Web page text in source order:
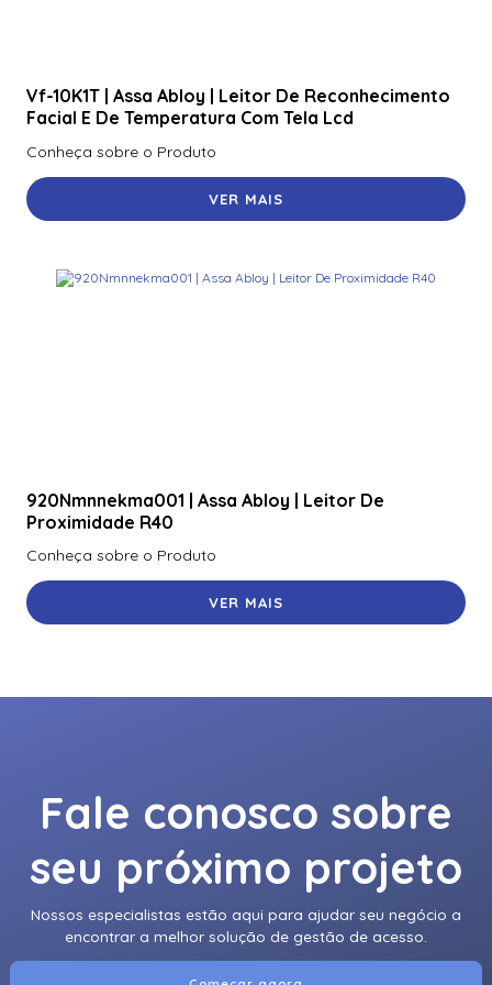
920Nsnnek20000 | Assa Abloy | Leitor De Proximidade
920Ntnnek00000 | Assa Abloy | Leitor De Proximidader
R40
921Nmnnekma002 | Assa Abloy | Leitor De Proximidade
Rk40
921Nsnnek20000 | Assa Abloy | Leitor De Proximidade
Rk40
921Ntnnek00000 | Assa Abloy | Leitor De Proximidade
940Ntntek00000 | Assa Abloy | Leitor De Proximidade R90
Adaptador Voltagem Hikvision Para Camera Panovu Dc
36V Euv-150S036Sv-Kw01
Ah20W14 | Assa Abloy | Hub Para Interface De
Controladores Wiegand
Vf-10K1T | Assa Abloy | Leitor De Reconhecimento
Facial E De Temperatura Com Tela Lcd
Conheça sobre o Produto
VER MAIS
920Nmnnekma001 | Assa Abloy | Leitor De
Proximidade R40
Conheça sobre o Produto
VER MAIS
Fale conosco sobre
seu próximo projeto
Nossos especialistas estão aqui para ajudar seu negócio a
encontrar a melhor solução de gestão de acesso.